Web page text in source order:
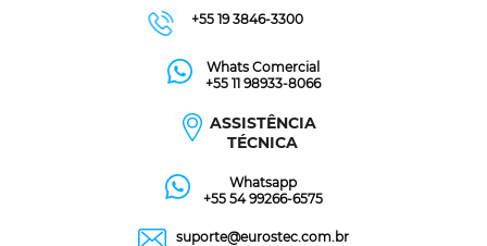
+55 19 3846-3300
Whats Comercial
+55 11 98933-8066
ASSISTÊNCIA
TÉCNICA
Whatsapp
+55 54 99266-6575
suporte@eurostec.com.br